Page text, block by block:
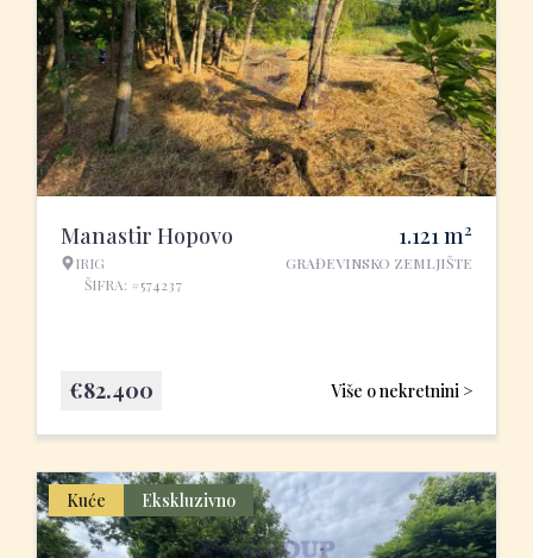
Manastir Hopovo
IRIG
ŠIFRA: #574237
1.121m2
GRAĐEVINSKO ZEMLJIŠTE
Više o nekretnini >
€82.400
Kuće Ekskluzivno